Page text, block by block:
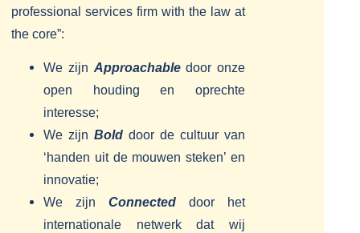
professional services firm with the law at
the core”:
We zijn Approachabledoor onze
open houding en oprechte
interesse;
We zijn Bold door de cultuur van
‘handen uit de mouwen steken’ en
innovatie;
We zijn Connected door het
internationale netwerk dat wij